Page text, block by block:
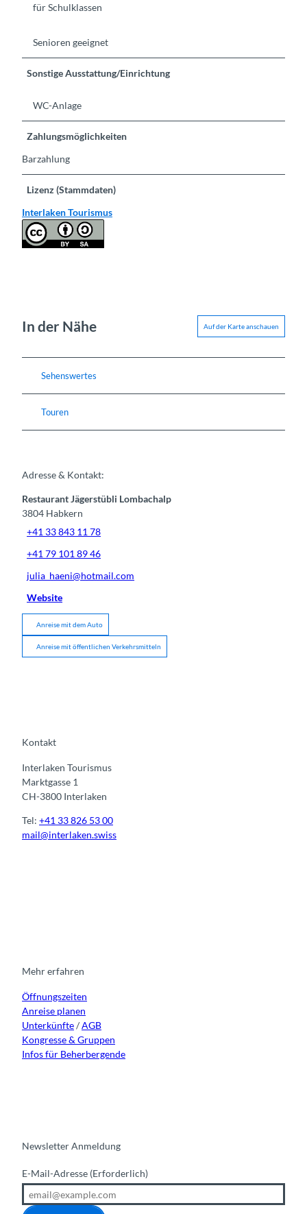
für Schulklassen
Senioren geeignet
Sonstige Ausstattung/Einrichtung
WC-Anlage
Zahlungsmöglichkeiten
Barzahlung
Lizenz (Stammdaten)
Interlaken Tourismus
In der Nähe Auf der Karte anschauen
Sehenswertes
Touren
Adresse & Kontakt:
Restaurant Jägerstübli Lombachalp
3804 Habkern
+41 33 843 11 78
+41 79 101 89 46
julia_haeni@hotmail.com
Website
Anreise mit dem Auto
Anreise mit öffentlichen Verkehrsmitteln
Kontakt
Interlaken Tourismus
Marktgasse 1
CH-3800 Interlaken
Tel: +41 33 826 53 00
mail@interlaken.swiss
r
m
o
e
Mehr erfahren
Öffnungszeiten
Anreise planen
Unterkünfte/AGB
Kongresse & Gruppen
Infos für Beherbergende
Newsletter Anmeldung
E-Mail-Adresse (Erforderlich)